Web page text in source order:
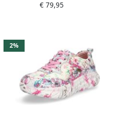
€ 79,95
2%